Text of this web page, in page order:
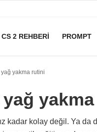
CS 2 REHBERI PROMPT
yağ yakma rutini
kadar kolay değil. Ya